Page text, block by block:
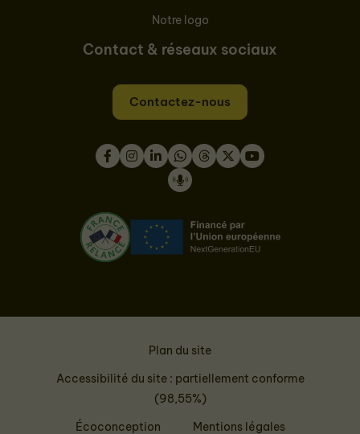
Notre logo
Contact & réseaux sociaux
Contactez-nous
Instagram
LinkedInWhatsApp
Plan du site
Accessibilité du site : partiellement conforme
(98,55%)
Écoconception
Mentions légales